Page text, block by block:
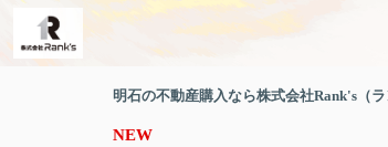
明石の不動産購入なら株式会社Rank's（ラ
NEW